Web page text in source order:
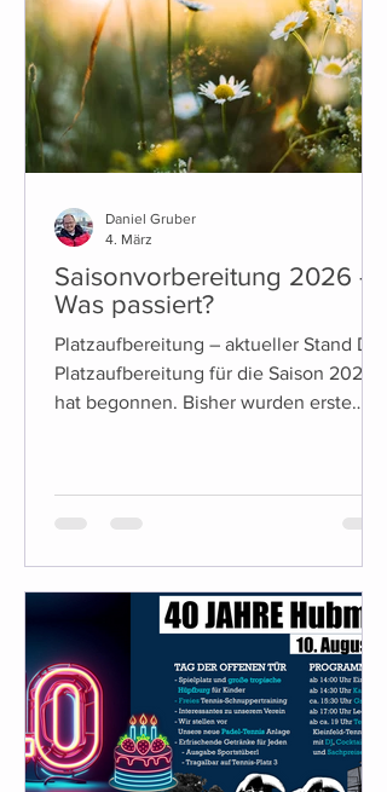
Saisonvorbereitung 2026 -
Was passiert?
Platzaufbereitung – aktueller Stand Die
Platzaufbereitung für die Saison 2026
hat begonnen. Bisher wurden erste
diese Saison stehen einige konkrete
Änderungen an: Es kommt ein neuer
Getränkeautomat. Alkoholische
Getränke sind dabei mit Kinder- und
Jugendsicherung ausgestatte
Daniel Gruber
4. März